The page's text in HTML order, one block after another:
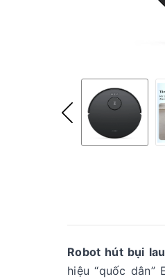
Robot hút bụi
hiệu “quốc